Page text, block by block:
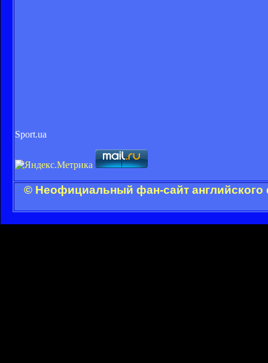
Sport.ua
© Неофициальный фан-сайт английского